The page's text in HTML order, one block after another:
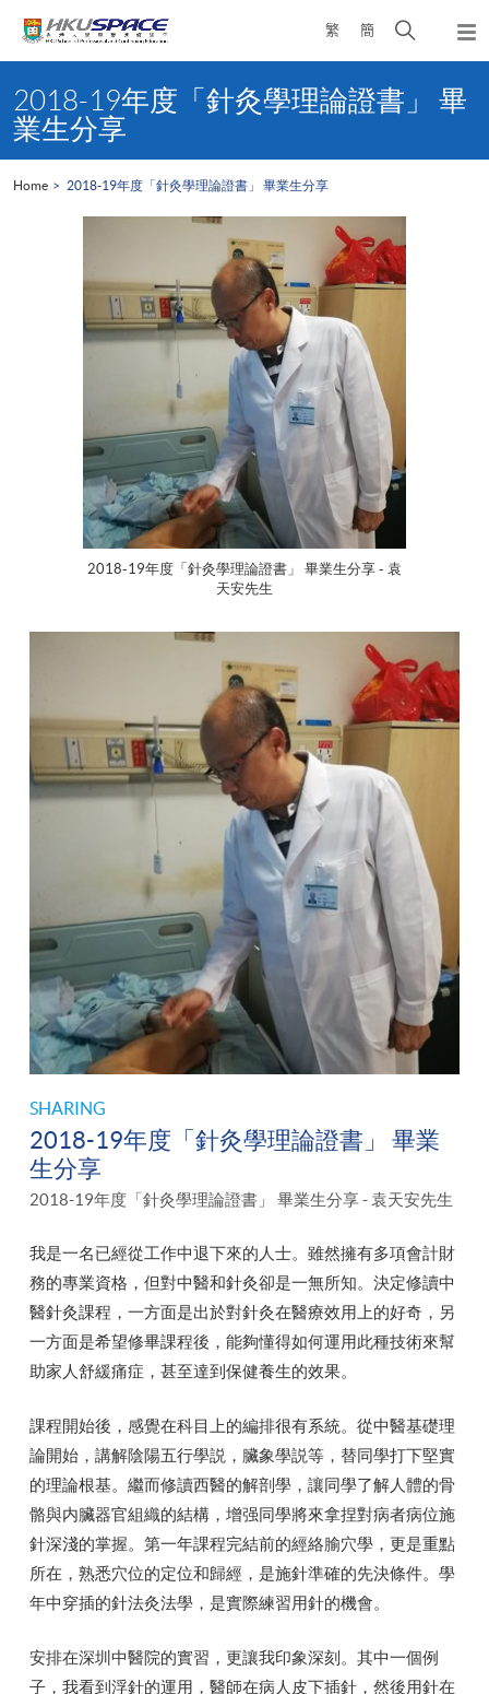
繁 簡
Open
search
panel
content
start2018-19年度「針灸學理論證書」 畢
業生分享
Home 2018-19年度「針灸學理論證書」 畢業生分享
SHARING
2018-19年度「針灸學理論證書」 畢業
生分享
2018-19年度「針灸學理論證書」 畢業生分享 - 袁天安先生
我是一名已經從工作中退下來的人士。雖然擁有多項會計財
務的專業資格，但對中醫和針灸卻是一無所知。決定修讀中
醫針灸課程，一方面是出於對針灸在醫療效用上的好奇，另
一方面是希望修畢課程後，能夠懂得如何運用此種技術來幫
助家人舒緩痛症，甚至達到保健養生的效果。
課程開始後，感覺在科目上的編排很有系統。從中醫基礎理
論開始，講解陰陽五行學説，臟象學説等，替同學打下堅實
的理論根基。繼而修讀西醫的解剖學，讓同學了解人體的骨
骼與内臟器官組織的結構，增强同學將來拿捏對病者病位施
針深淺的掌握。第一年課程完結前的經絡腧穴學，更是重點
所在，熟悉穴位的定位和歸經，是施針準確的先決條件。學
年中穿插的針法灸法學，是實際練習用針的機會。
安排在深圳中醫院的實習，更讓我印象深刻。其中一個例
子，我看到浮針的運用，醫師在病人皮下插針，然後用針在
2018-19年度「針灸學理論證書」 畢業生分享 - 袁
天安先生